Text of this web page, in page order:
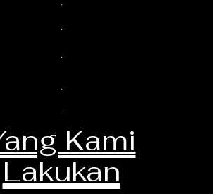
Kami
Lakukan